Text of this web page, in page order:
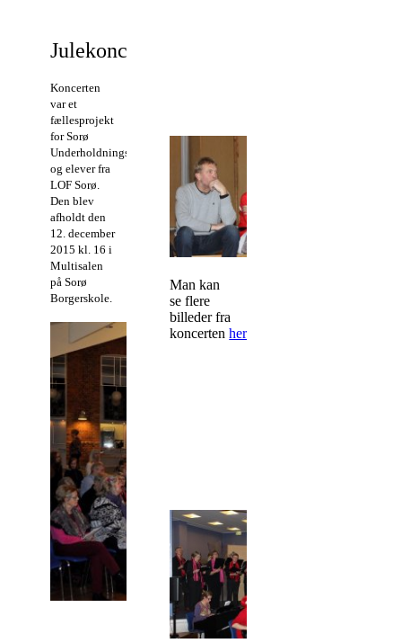
Julekoncert 2015
Koncerten
var et
fællesprojekt
for Sorø
Underholdningskor
og elever fra
LOF Sorø.
Den blev
afholdt den
12. december
2015 kl. 16 i
Multisalen
på Sorø
Borgerskole.
Man kan
se flere
billeder fra
koncertenher.